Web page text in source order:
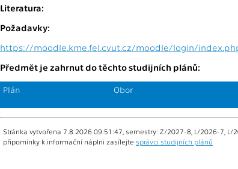
Literatura:
Požadavky:
https://moodle.kme.fel.cvut.cz/moodle/login/
Předmět je zahrnut do těchto studijních plánů:
Plán Obor
Stránka vytvořena 7.8.2026 09:51:47, semestry: Z/2027-8, L/2026-7,
připomínky k informační náplni zasílejte správci studijních plánů